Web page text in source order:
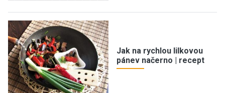
Jak na rychlou lilkovou
pánev načerno | recept